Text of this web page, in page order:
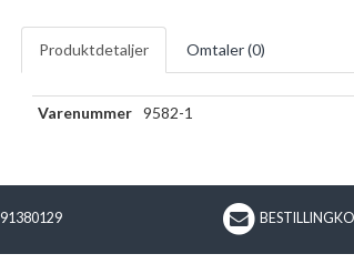
Produktdetaljer Omtaler (0)
Varenummer 9582-1
91380129